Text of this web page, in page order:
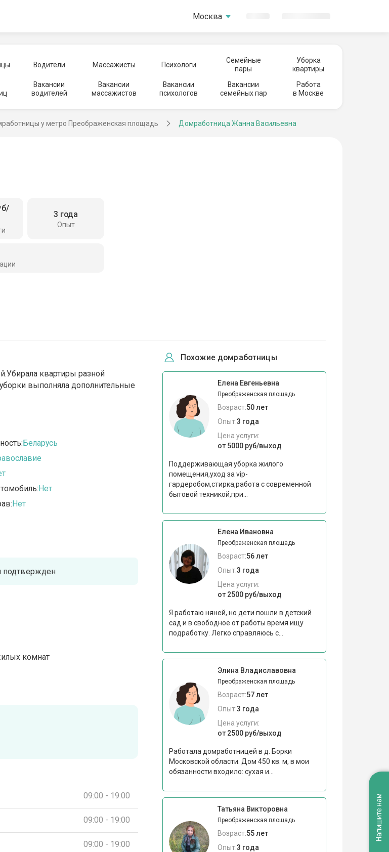
Москва
Водители Массажисты Психологи
Семейные
пары
Уборка
квартиры
Вакансии
водителей
Вакансии
массажистов
Вакансии
психологов
Вакансии
семейных пар
Работа
в Москве
у метро Преображенская площадь Домработница Жанна Васильевна
Опыт
3 года
квартиры разной
выполняла дополнительные
Беларусь
Нет
Нет
подтвержден
комнат
09:00 - 19:00
09:00 - 19:00
09:00 - 19:00
Похожие домработницы
Елена Евгеньевна
Преображенская площадь
Возраст:50 лет
Опыт:3 года
Цена услуги:
от 5000 руб/выход
Поддерживающая уборка жилого
помещения,уход за vip-
гардеробом,стирка,работа с современной
бытовой техникой,при...
Елена Ивановна
Преображенская площадь
Возраст:56 лет
Опыт:3 года
Цена услуги:
от 2500 руб/выход
Я работаю няней, но дети пошли в детский
сад и в свободное от работы время ищу
подработку. Легко справляюсь с...
Элина Владиславовна
Преображенская площадь
Возраст:57 лет
Опыт:3 года
Цена услуги:
от 2500 руб/выход
Работала домработницей в д. Борки
Московской области. Дом 450 кв. м, в мои
обязанности входило: сухая и...
Татьяна Викторовна
Преображенская площадь
Возраст:55 лет
Опыт:3 года
Напишите нам